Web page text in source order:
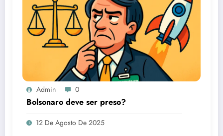
Admin 0
Bolsonaro deve ser preso?
12 De Agosto De 2025